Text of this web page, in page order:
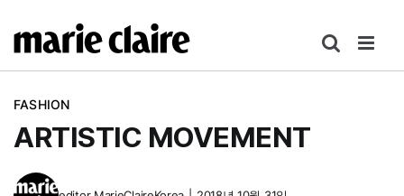
텐
FASHION
ARTISTIC MOVEMENT